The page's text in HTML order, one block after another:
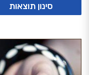
סינון תוצאות